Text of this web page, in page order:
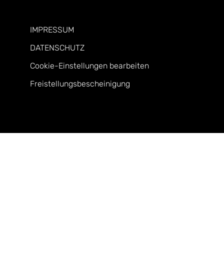
IMPRESSUM
DATENSCHUTZ
Cookie-Einstellungen bearbeiten
Freistellungsbescheinigung